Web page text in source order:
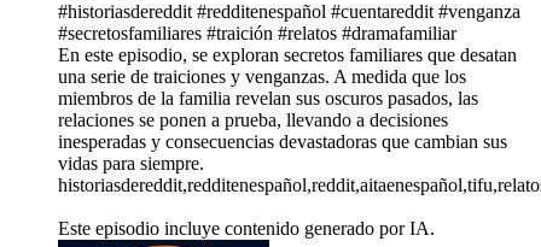
#historiasdereddit #redditenespañol #cuentareddit #venganza
#secretosfamiliares #traición #relatos #dramafamiliar
En este episodio, se exploran secretos familiares que desatan
una serie de traiciones y venganzas. A medida que los
miembros de la familia revelan sus oscuros pasados, las
relaciones se ponen a prueba, llevando a decisiones
inesperadas y consecuencias devastadoras que cambian sus
vidas para siempre.
Este episodio incluye contenido generado por IA.